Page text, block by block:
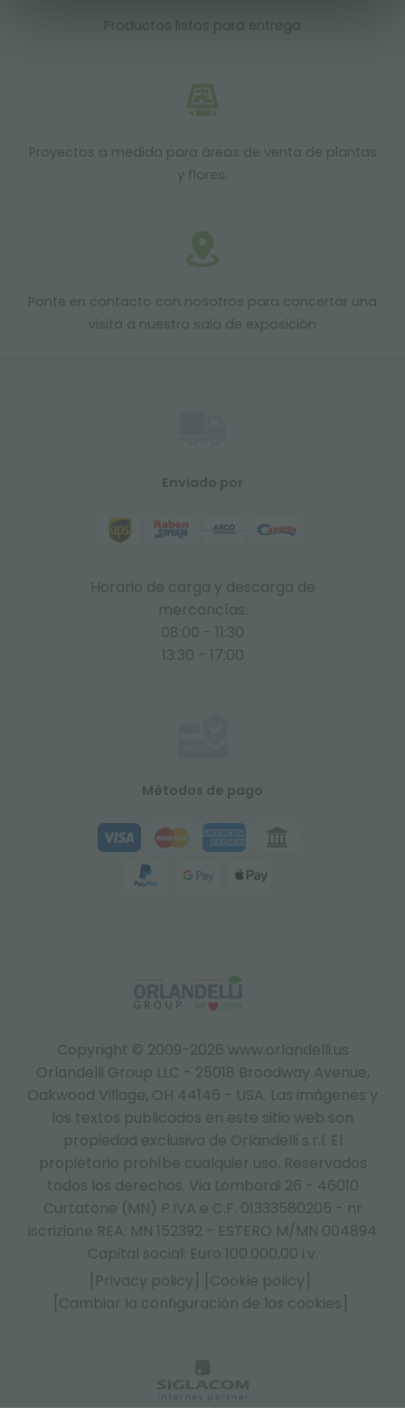
Productos listos para entrega
Proyectos a medida para áreas de venta de plantas
y flores.
Ponte en contacto con nosotros para concertar una
visita a nuestra sala de exposición
Copyright © 2009-2026 www.orlandelli.us
Orlandelli Group LLC - 25018 Broadway Avenue,
Oakwood Village, OH 44146 - USA. Las imágenes y
los textos publicados en este sitio web son
propiedad exclusiva de Orlandelli s.r.l. El
propietario prohíbe cualquier uso. Reservados
todos los derechos. Via Lombardi 26 - 46010
Curtatone (MN) P.IVA e C.F. 01333580205 - nr
iscrizione REA: MN 152392 - ESTERO M/MN 004894
Capital social: Euro 100.000,00 i.v.
[Privacy policy]
[Cookie policy]
[Cambiar la configuración de las cookies]
Enviado por
Horario de carga y descarga de
mercancías:
08:00 - 11:30
13:30 - 17:00
Métodos de pago